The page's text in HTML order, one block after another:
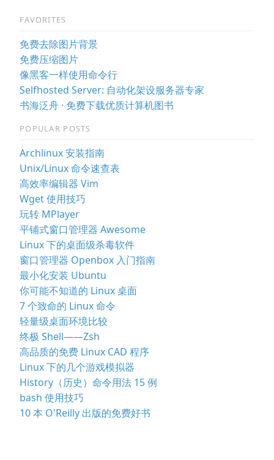
FAVORITES
免费去除图片背景
免费压缩图片
像黑客一样使用命令行
Selfhosted Server: 自动化架设服务器专家
书海泛舟 · 免费下载优质计算机图书
POPULAR POSTS
Archlinux 安装指南
Unix/Linux 命令速查表
高效率编辑器 Vim
Wget 使用技巧
玩转 MPlayer
平铺式窗口管理器 Awesome
Linux 下的桌面级杀毒软件
窗口管理器 Openbox 入门指南
最小化安装 Ubuntu
你可能不知道的 Linux 桌面
7 个致命的 Linux 命令
轻量级桌面环境比较
终极 Shell——Zsh
高品质的免费 Linux CAD 程序
Linux 下的几个游戏模拟器
History（历史）命令用法 15 例
bash 使用技巧
10 本 O'Reilly 出版的免费好书